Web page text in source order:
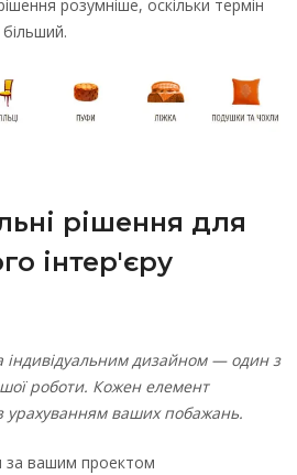
розумніше, оскільки термін
рішення для
інтер'єру
індивідуальним дизайном — один з
роботи. Кожен елемент
урахуванням ваших побажань.
за вашим проектом